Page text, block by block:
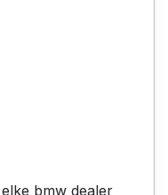
bmw dealer